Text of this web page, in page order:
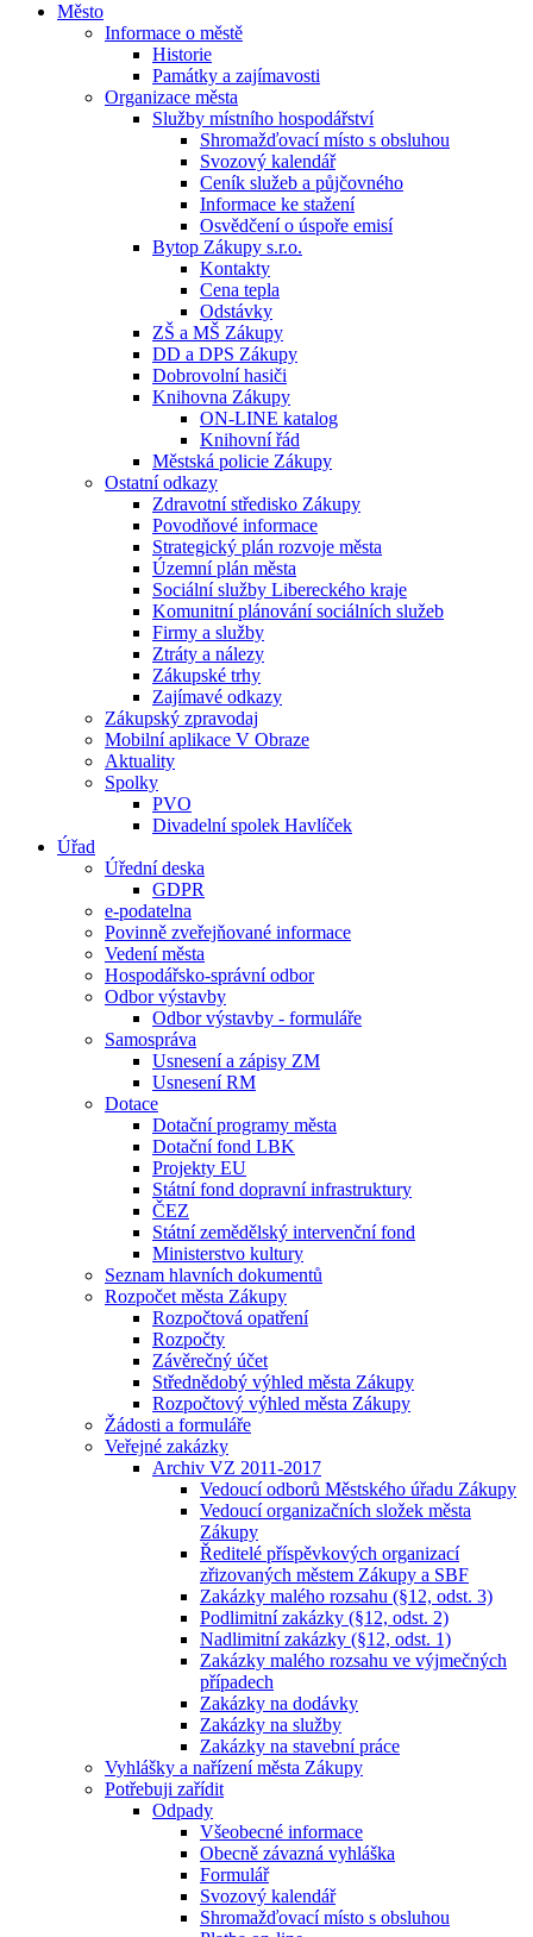
Město
Informace o městě
Historie
Památky a zajímavosti
Organizace města
Služby místního hospodářství
Shromažďovací místo s obsluhou
Svozový kalendář
Ceník služeb a půjčovného
Informace ke stažení
Osvědčení o úspoře emisí
Bytop Zákupy s.r.o.
Kontakty
Cena tepla
Odstávky
ZŠ a MŠ Zákupy
DD a DPS Zákupy
Dobrovolní hasiči
Knihovna Zákupy
ON-LINE katalog
Knihovní řád
Městská policie Zákupy
Ostatní odkazy
Zdravotní středisko Zákupy
Povodňové informace
Strategický plán rozvoje města
Územní plán města
Sociální služby Libereckého kraje
Komunitní plánování sociálních služeb
Firmy a služby
Ztráty a nálezy
Zákupské trhy
Zajímavé odkazy
Zákupský zpravodaj
Mobilní aplikace V Obraze
Aktuality
Spolky
PVO
Divadelní spolek Havlíček
Úřad
Úřední deska
GDPR
e-podatelna
Povinně zveřejňované informace
Vedení města
Hospodářsko-správní odbor
Odbor výstavby
Odbor výstavby - formuláře
Samospráva
Usnesení a zápisy ZM
Usnesení RM
Dotace
Dotační programy města
Dotační fond LBK
Projekty EU
Státní fond dopravní infrastruktury
ČEZ
Státní zemědělský intervenční fond
Ministerstvo kultury
Seznam hlavních dokumentů
Rozpočet města Zákupy
Rozpočtová opatření
Rozpočty
Závěrečný účet
Střednědobý výhled města Zákupy
Rozpočtový výhled města Zákupy
Žádosti a formuláře
Veřejné zakázky
Archiv VZ 2011-2017
Vedoucí odborů Městského úřadu Zákupy
Vedoucí organizačních složek města
Zákupy
Ředitelé příspěvkových organizací
zřizovaných městem Zákupy a SBF
Zakázky malého rozsahu (§12, odst. 3)
Podlimitní zakázky (§12, odst. 2)
Nadlimitní zakázky (§12, odst. 1)
Zakázky malého rozsahu ve výjmečných
případech
Zakázky na dodávky
Zakázky na služby
Zakázky na stavební práce
Vyhlášky a nařízení města Zákupy
Potřebuji zařídit
Odpady
Všeobecné informace
Obecně závazná vyhláška
Formulář
Svozový kalendář
Shromažďovací místo s obsluhou